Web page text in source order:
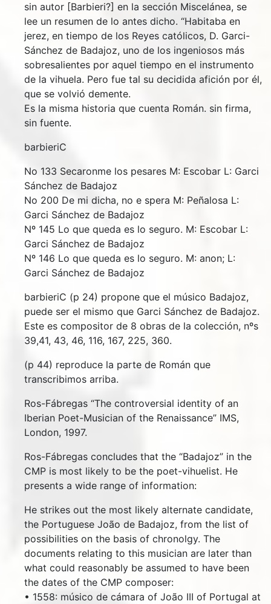
sin autor [Barbieri?] en la sección Miscelánea, se
lee un resumen de lo antes dicho. “Habitaba en
jerez, en tiempo de los Reyes católicos, D. Garci-
Sánchez de Badajoz, uno de los ingeniosos más
sobresalientes por aquel tiempo en el instrumento
de la vihuela. Pero fue tal su decidida afición por él,
que se volvió demente.
Es la misma historia que cuenta Román. sin firma,
sin fuente.
barbieriC
No 133 Secaronme los pesares M: Escobar L: Garci
Sánchez de Badajoz
No 200 De mi dicha, no e spera M: Peñalosa L:
Garci Sánchez de Badajoz
Nº 145 Lo que queda es lo seguro. M: Escobar L:
Garci Sánchez de Badajoz
Nº 146 Lo que queda es lo seguro. M: anon; L:
Garci Sánchez de Badajoz
barbieriC (p 24) propone que el músico Badajoz,
puede ser el mismo que Garci Sánchez de Badajoz.
Este es compositor de 8 obras de la colección, nºs
39,41, 43, 46, 116, 167, 225, 360.
(p 44) reproduce la parte de Román que
transcribimos arriba.
Ros-Fábregas “The controversial identity of an
Iberian Poet-Musician of the Renaissance” IMS,
London, 1997.
Ros-Fábregas concludes that the “Badajoz” in the
CMP is most likely to be the poet-vihuelist. He
presents a wide range of information:
He strikes out the most likely alternate candidate,
the Portuguese João de Badajoz, from the list of
possibilities on the basis of chronolgy. The
documents relating to this musician are later than
what could reasonably be assumed to have been
the dates of the CMP composer:
• 1558: músico de cámara of João III of Portugal at